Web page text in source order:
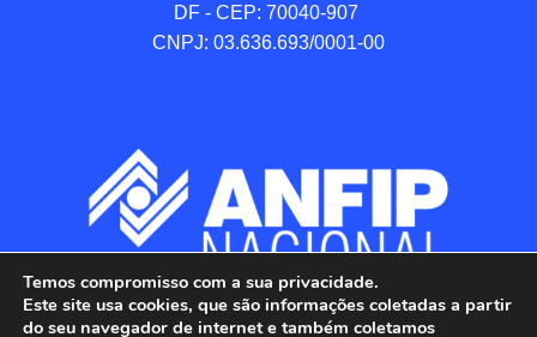
DF - CEP: 70040-907
CNPJ: 03.636.693/0001-00
Temos compromisso com a sua privacidade.
Este site usa cookies, que são informações coletadas a partir
do seu navegador de internet e também coletamos